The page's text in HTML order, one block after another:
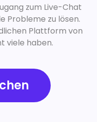
zum Live-Chat
Probleme zu lösen.
Plattform von
viele haben.